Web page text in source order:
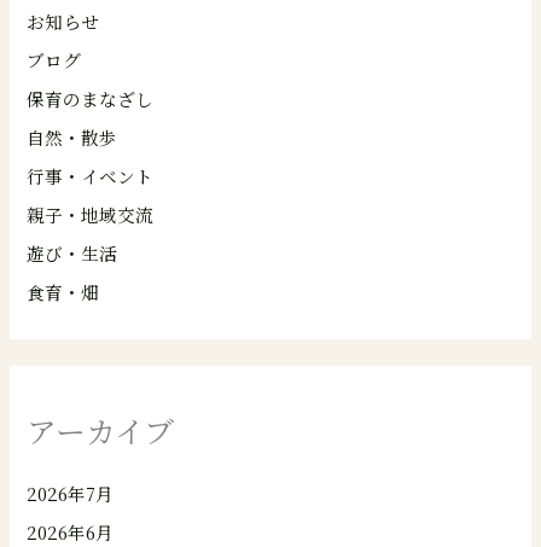
お知らせ
ブログ
保育のまなざし
自然・散歩
行事・イベント
親子・地域交流
遊び・生活
食育・畑
アーカイブ
2026年7月
2026年6月